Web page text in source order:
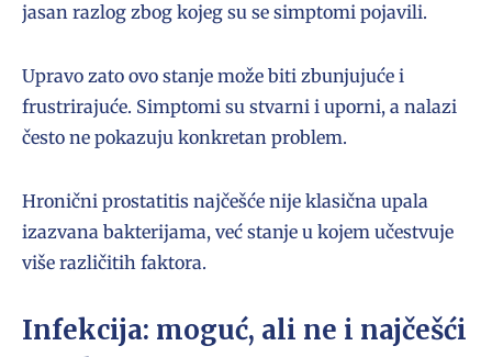
jasan razlog zbog kojeg su se simptomi pojavili.
Upravo zato ovo stanje može biti zbunjujuće i
frustrirajuće. Simptomi su stvarni i uporni, a nalazi
često ne pokazuju konkretan problem.
Hronični prostatitis najčešće nije klasična upala
izazvana bakterijama, već stanje u kojem učestvuje
više različitih faktora.
Infekcija: moguć, ali ne i najčešći